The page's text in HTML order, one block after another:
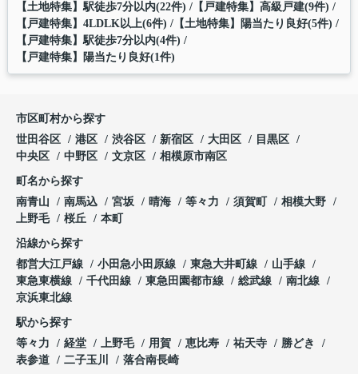
【土地特集】駅徒歩7分以内(22件) 【戸建特集】高級戸建(9件)
【戸建特集】4LDLK以上(6件) 【土地特集】陽当たり良好(5件)
【戸建特集】駅徒歩7分以内(4件)
【戸建特集】陽当たり良好(1件)
市区町村から探す
世田谷区
港区 渋谷区 新宿区 大田区
目黒区
中央区
中野区 文京区 相模原市南区
町名から探す
南青山
南馬込 宮坂 晴海 等々力 須賀町
相模大野
上野毛
桜丘 本町
沿線から探す
都営大江戸線
小田急小田原線 東急大井町線
山手線
東急東横線
千代田線 東急田園都市線 総武線
南北線
京浜東北線
駅から探す
等々力
経堂 上野毛 用賀 恵比寿 祐天寺
勝どき
表参道
二子玉川 落合南長崎